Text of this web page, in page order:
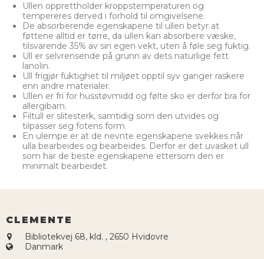
Ullen opprettholder kroppstemperaturen og
tempereres derved i forhold til omgivelsene.
De absorberende egenskapene til ullen betyr at
føttene alltid er tørre, da ullen kan absorbere væske,
tilsvarende 35% av sin egen vekt, uten å føle seg fuktig.
Ull er selvrensende på grunn av dets naturlige fett
lanolin.
Ull frigjør fuktighet til miljøet opptil syv ganger raskere
enn andre materialer.
Ullen er fri for husstøvmidd og følte sko er derfor bra for
allergibarn.
Filtull er slitesterk, samtidig som den utvides og
tilpasser seg fotens form.
En ulempe er at de nevnte egenskapene svekkes når
ulla bearbeides og bearbeides. Derfor er det uvasket ull
som har de beste egenskapene ettersom den er
minimalt bearbeidet.
CLEMENTE
Bibliotekvej 68, kld. , 2650 Hvidovre
Danmark